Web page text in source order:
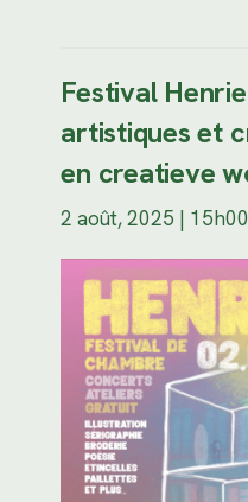
Festival
artistiques et
en creatieve
2 août, 2025 | 15h00